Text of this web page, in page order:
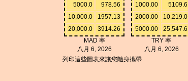
5000.0
978.56
10,000.0
1957.13
20,000.0
3914.26
MAD 率
八月 6, 2026
1000.00
5109.6
2000.00
10,219.0
5000.00
25,547.6
TRY 率
八月 6, 2026
列印這些圖表來讓您隨身攜帶